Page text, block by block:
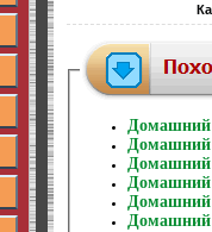
Домашний
Домашний
Домашний
Домашний
Домашний
Домашний